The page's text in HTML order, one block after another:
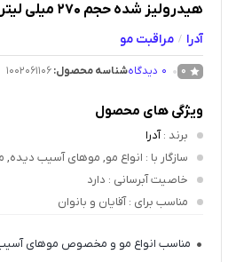
هیدرولیز شده حجم 270 میلی لیتر
آدرا / مراقبت مو
0
0 دیدگاهشناسه محصول:1002061106
ویژگی های محصول
برند :آدرا
سازگار با : انواع مو, موهای آسیب دیده,
خاصیت آبرسانی : دارد
مناسب برای : آقایان و بانوان
مناسب انواع مو و مخصوص موهای